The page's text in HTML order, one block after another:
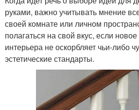
руками, важно учитывать мнение
своей комнате или личном
полагаться на свой вкус, если
интерьера не оскорбляет чьи-либо
эстетические стандарты.